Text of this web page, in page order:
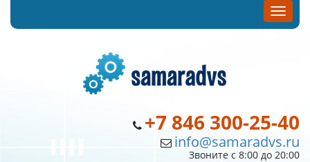
+7 846 300-25-40
info@samaradvs.ru
Звоните с 8:00 до 20:00